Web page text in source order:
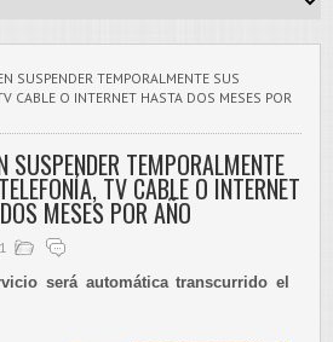
SUSPENDER TEMPORALMENTE SUS
CABLE O INTERNET HASTA DOS MESES POR
SUSPENDER TEMPORALMENTE
TV CABLE O INTERNET
MESES POR AÑO
será automática transcurrido el